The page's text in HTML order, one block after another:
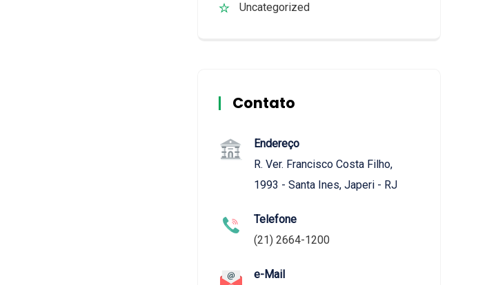
Uncategorized
Contato
Endereço
R. Ver. Francisco Costa Filho,
1993 - Santa Ines, Japeri - RJ
Telefone
(21) 2664-1200
e-Mail